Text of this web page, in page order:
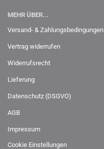
MEHR ÜBER...
Versand- & Zahlungsbedingungen
Vertrag widerrufen
Widerrufsrecht
Lieferung
Datenschutz (DSGVO)
AGB
Impressum
Cookie Einstellungen